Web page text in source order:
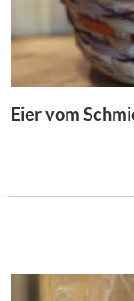
Eier vom